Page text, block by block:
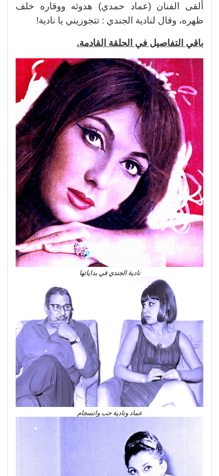
ألقى الفنان (عماد حمدي) هدوئه ووقاره خلف
ظهره، وقال لنادية الجندي : تتجوزيني يا نادية!
باقي التفاصيل في الحلقة القادمة.
نادية الجندي في بداياتها
عماد ونادية حب وانسجام